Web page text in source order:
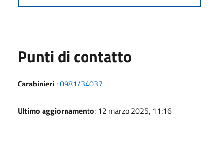
Punti di contatto
Carabinieri :0981/34037
Ultimo aggiornamento: 12 marzo 2025, 11:16